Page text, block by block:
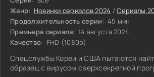
Жанр: Новинки сериалов 2024 /Сериалы
Продолжительность серии: 45 мин
Премьера сериала: 14 августа 2024
Качество: FHD (1080p)
Спецслужбы Кореи и США пытаются
образец с вирусом сверхсекретной